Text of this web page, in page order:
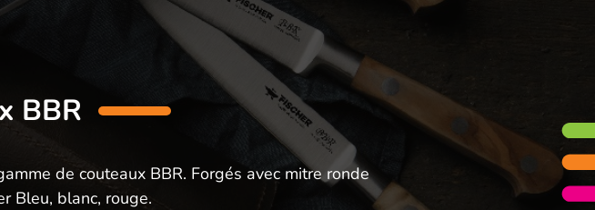
BBR
de couteaux BBR. Forgés avec mitre ronde
Bleu, blanc, rouge.